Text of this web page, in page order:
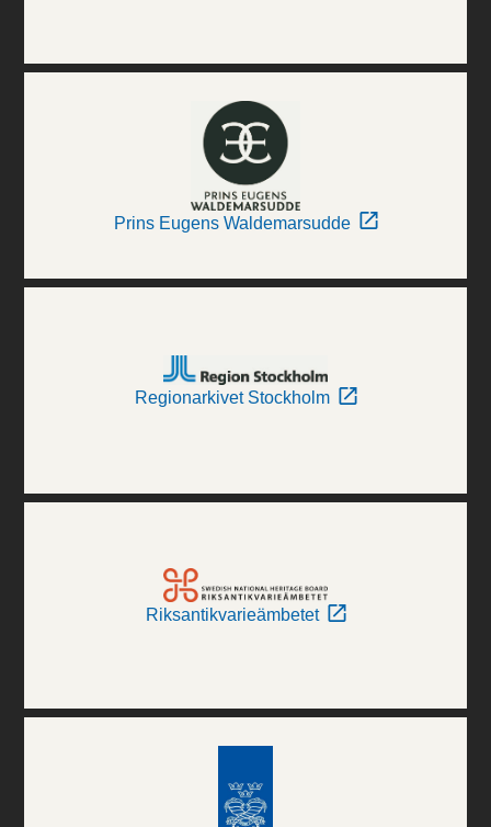
Prins Eugens Waldemarsudde
Regionarkivet Stockholm
Riksantikvarieämbetet